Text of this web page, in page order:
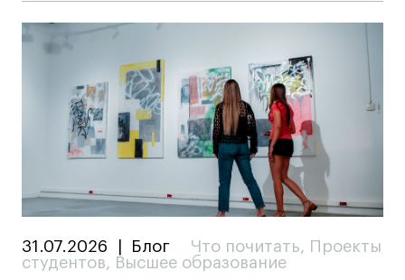
31.07.2026 Блог Что почитать, Проекты
студентов, Высшее образование